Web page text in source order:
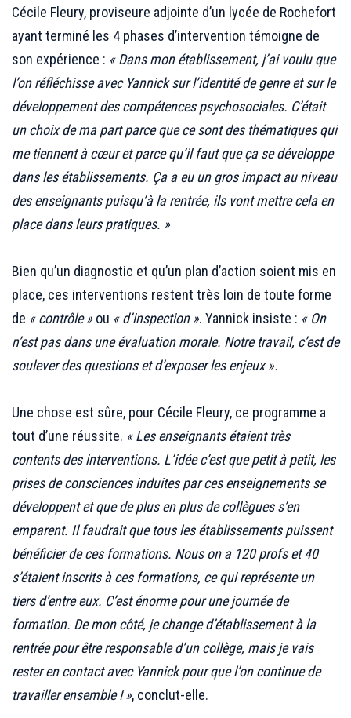
Cécile Fleury, proviseure adjointe d’un lycée de Rochefort
ayant terminé les 4 phases d’intervention témoigne de
son expérience : « Dans mon établissement, j’ai voulu que
l’on réfléchisse avec Yannick sur l’identité de genre et sur le
développement des compétences psychosociales. C’était
un choix de ma part parce que ce sont des thématiques qui
me tiennent à cœur et parce qu’il faut que ça se développe
dans les établissements. Ça a eu un gros impact au niveau
des enseignants puisqu’à la rentrée, ils vont mettre cela en
place dans leurs pratiques. »
Bien qu’un diagnostic et qu’un plan d’action soient mis en
place, ces interventions restent très loin de toute forme
de « contrôle » ou « d’inspection ». Yannick insiste : « On
n’est pas dans une évaluation morale. Notre travail, c’est de
soulever des questions et d’exposer les enjeux ».
Une chose est sûre, pour Cécile Fleury, ce programme a
tout d’une réussite. « Les enseignants étaient très
contents des interventions. L’idée c’est que petit à petit, les
prises de consciences induites par ces enseignements se
développent et que de plus en plus de collègues s’en
emparent. Il faudrait que tous les établissements puissent
bénéficier de ces formations. Nous on a 120 profs et 40
s’étaient inscrits à ces formations, ce qui représente un
tiers d’entre eux. C’est énorme pour une journée de
formation. De mon côté, je change d’établissement à la
rentrée pour être responsable d’un collège, mais je vais
rester en contact avec Yannick pour que l’on continue de
travailler ensemble ! », conclut-elle.